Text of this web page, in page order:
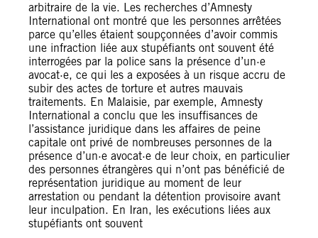
arbitraire de la vie. Les recherches d’Amnesty
International ont montré que les personnes arrêtées
parce qu’elles étaient soupçonnées d’avoir commis
une infraction liée aux stupéfiants ont souvent été
interrogées par la police sans la présence d’un·e
avocat·e, ce qui les a exposées à un risque accru de
subir des actes de torture et autres mauvais
traitements. En Malaisie, par exemple, Amnesty
International a conclu que les insuffisances de
l’assistance juridique dans les affaires de peine
capitale ont privé de nombreuses personnes de la
présence d’un·e avocat·e de leur choix, en particulier
des personnes étrangères qui n’ont pas bénéficié de
représentation juridique au moment de leur
arrestation ou pendant la détention provisoire avant
leur inculpation. En Iran, les exécutions liées aux
stupéfiants ont souvent